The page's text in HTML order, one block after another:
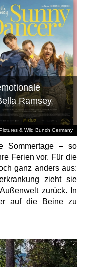
& Wild Bunch Germany
Ramsey
Sommertage – so
Ferien vor. Für die
ganz anders aus:
zieht sie
zurück. In
auf die Beine zu